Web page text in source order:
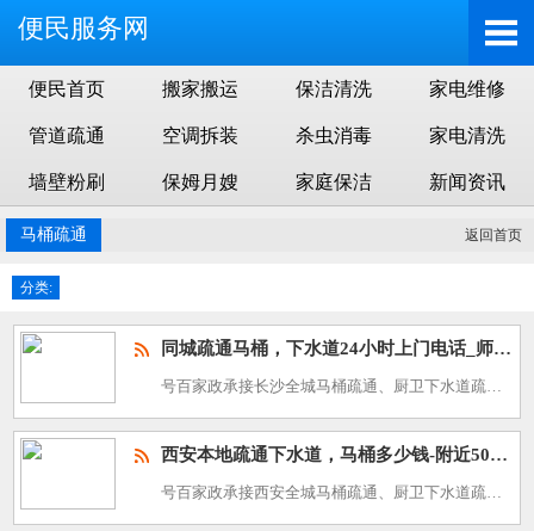
便民服务网
便民首页 搬家搬运 保洁清洗 家电维修
管道疏通 空调拆装 杀虫消毒 家电清洗
墙壁粉刷 保姆月嫂 家庭保洁 新闻资讯
马桶疏通 返回首页
分类:
同城疏通马桶，下水道24小时上门电话_师傅经验丰富附近500米
号百家政承接长沙全城马桶疏通、厨卫下水道疏通、高压管道清洗、化粪池清掏清理，24 小时上门服务热线：400-688-3588。长沙地处湘中，湘江穿城而过，春夏汛期降雨集中，梅雨季湿度大，老旧单位小区、
西安本地疏通下水道，马桶多少钱-附近500米快速上门
号百家政承接西安全城马桶疏通、厨卫下水道疏通、高压管道清洗、化粪池清淤服务，全城服务热线：400-688-3588。西安西北中心城市，春秋风沙扬尘量大，水质硬度偏高，夏季干热、冬季寒冷，老城区老旧家属